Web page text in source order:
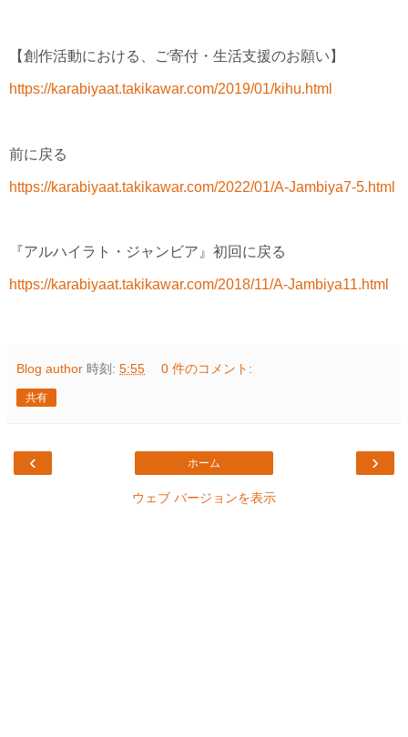
【創作活動における、ご寄付・生活支援のお願い】
https://karabiyaat.takikawar.com/2019/01/kihu.html
前に戻る
https://karabiyaat.takikawar.com/2022/01/A-Jambiya7-5.html
『アルハイラト・ジャンビア』初回に戻る
https://karabiyaat.takikawar.com/2018/11/A-Jambiya11.html
Blog author 時刻: 5:55 0 件のコメント:
共有
‹ ›
ホーム
ウェブ バージョンを表示